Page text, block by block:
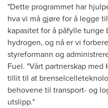
"Dette programmet har
hva vi må gjøre for å legge
kapasitet for å påfylle
hydrogen, og nå er vi
styreformann og
Fuel. "Vårt partnerskap
tillit til at
behovene til transport- og
utslipp."